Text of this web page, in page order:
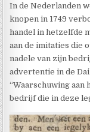
In de Nederlanden
knopen in 1749
handel in hetzelfde
aan de imitaties die
nadele van zijn
advertentie in de
“Waarschuwing aan
bedrijf die in deze